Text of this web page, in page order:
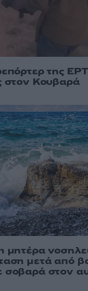
της
στον Κουβαρά
μητέρα
μετά από
σοβαρά στον